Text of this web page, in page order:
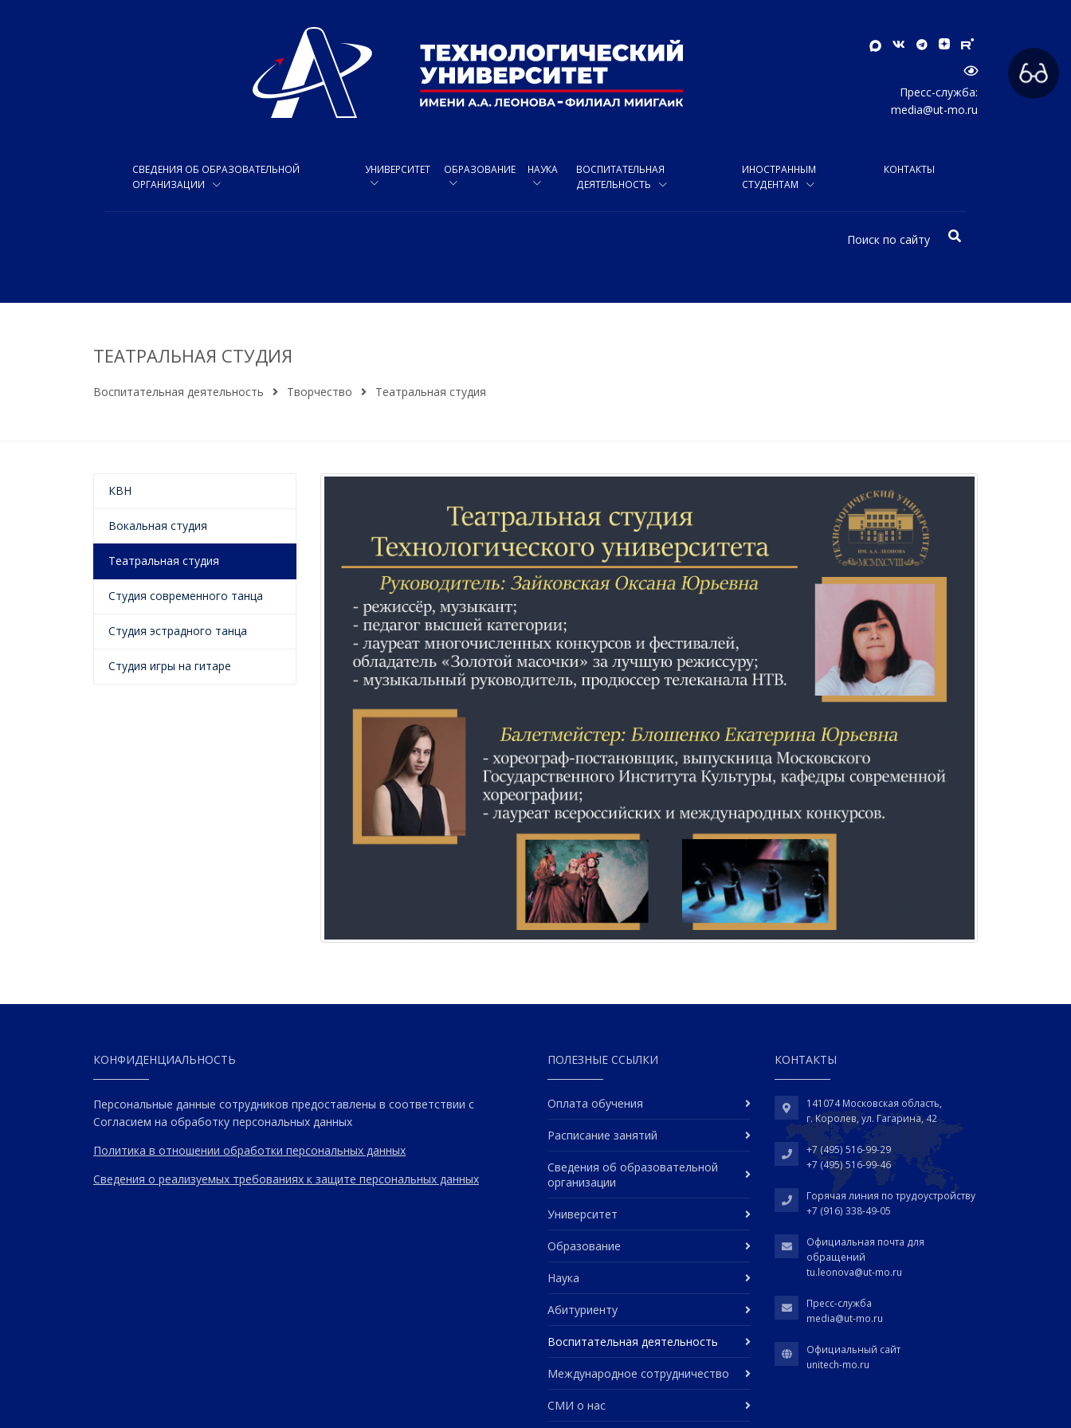
Пресс-служба:
media@ut-mo.ru
СВЕДЕНИЯ ОБ ОБРАЗОВАТЕЛЬНОЙ
ОРГАНИЗАЦИИ
УНИВЕРСИТЕТ ОБРАЗОВАНИЕ НАУКА
ВОСПИТАТЕЛЬНАЯ
ДЕЯТЕЛЬНОСТЬ
ИНОСТРАННЫМ
СТУДЕНТАМ
КОНТАКТЫ
ТЕАТРАЛЬНАЯ СТУДИЯ
Воспитательная деятельность Творчество Театральная студия
КВН
Вокальная студия
Театральная студия
Студия современного танца
Студия эстрадного танца
Студия игры на гитаре
КОНФИДЕНЦИАЛЬНОСТЬ
Персональные данные сотрудников предоставлены в соответствии с
Согласием на обработку персональных данных
Политика в отношении обработки персональных данных
Сведения о реализуемых требованиях к защите персональных данных
ПОЛЕЗНЫЕ ССЫЛКИ
Оплата обучения
Расписание занятий
Сведения об образовательной
организации
Университет
Образование
Наука
Абитуриенту
Воспитательная деятельность
Международное сотрудничество
СМИ о нас
КОНТАКТЫ
141074 Московская область,
г. Королев, ул. Гагарина, 42
+7 (495) 516-99-29
+7 (495) 516-99-46
Горячая линия по трудоустройству
+7 (916) 338-49-05
Официальная почта для
обращений
tu.leonova@ut-mo.ru
Пресс-служба
media@ut-mo.ru
Официальный сайт
unitech-mo.ru